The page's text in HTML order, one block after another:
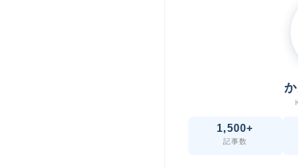
1,500+
記事数